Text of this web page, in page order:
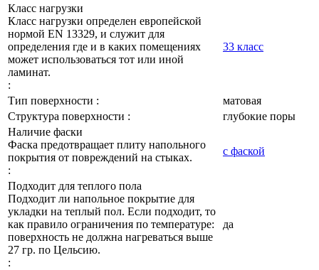
Класс нагрузки
Класс нагрузки определен европейской
нормой EN 13329, и служит для
определения где и в каких помещениях
может использоваться тот или иной
ламинат.
:
33 класс
Тип поверхности :
матовая
Структура поверхности :
глубокие поры
Наличие фаски
Фаска предотвращает плиту напольного
покрытия от повреждений на стыках.
:
с фаской
Подходит для теплого пола
Подходит ли напольное покрытие для
укладки на теплый пол. Если подходит, то
как правило ограничения по температуре:
поверхность не должна нагреваться выше
27 гр. по Цельсию.
:
да